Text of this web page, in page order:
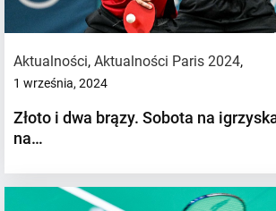
Aktualności, Aktualności Paris 2024,
1 września, 2024
Złoto i dwa brązy. Sobota na
na…